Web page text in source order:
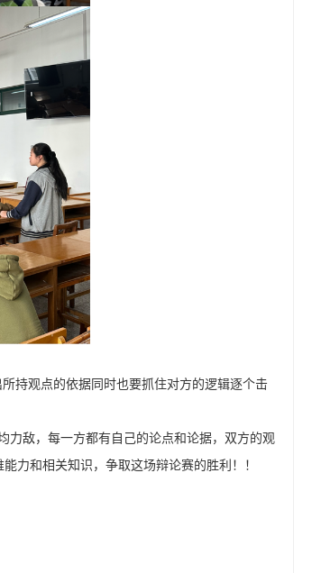
持观点的依据同时也要抓住对方的逻辑逐个击
力敌，每一方都有自己的论点和论据，双方的观
力和相关知识，争取这场辩论赛的胜利！！